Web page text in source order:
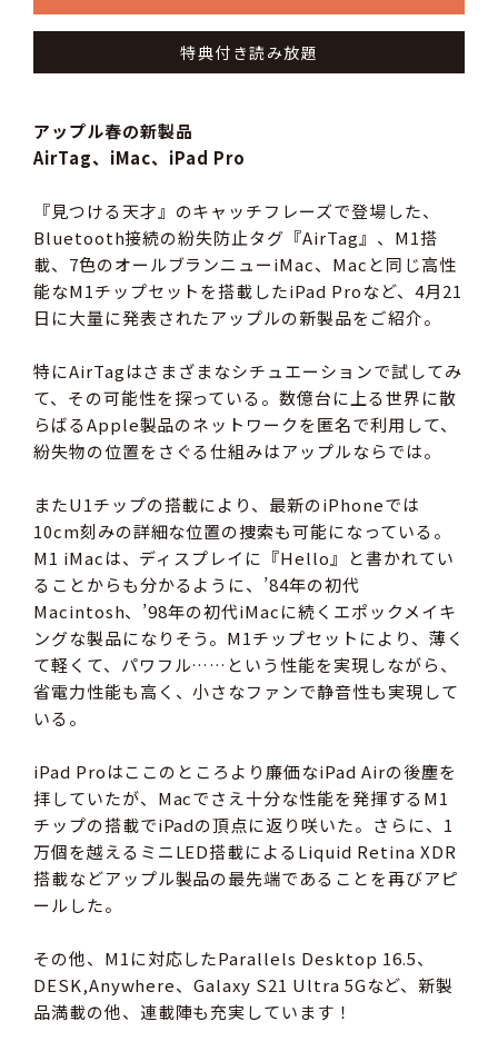
特典付き読み放題
アップル春の新製品
AirTag、iMac、iPad Pro
『見つける天才』のキャッチフレーズで登場した、
Bluetooth接続の紛失防止タグ『AirTag』、M1搭
載、7色のオールブランニューiMac、Macと同じ高性
能なM1チップセットを搭載したiPad Proなど、4月21
日に大量に発表されたアップルの新製品をご紹介。
特にAirTagはさまざまなシチュエーションで試してみ
て、その可能性を探っている。数億台に上る世界に散
らばるApple製品のネットワークを匿名で利用して、
紛失物の位置をさぐる仕組みはアップルならでは。
またU1チップの搭載により、最新のiPhoneでは
10cm刻みの詳細な位置の捜索も可能になっている。
M1 iMacは、ディスプレイに『Hello』と書かれてい
ることからも分かるように、’84年の初代
Macintosh、’98年の初代iMacに続くエポックメイキ
ングな製品になりそう。M1チップセットにより、薄く
て軽くて、パワフル……という性能を実現しながら、
省電力性能も高く、小さなファンで静音性も実現して
いる。
iPad Proはここのところより廉価なiPad Airの後塵を
拝していたが、Macでさえ十分な性能を発揮するM1
チップの搭載でiPadの頂点に返り咲いた。さらに、1
万個を越えるミニLED搭載によるLiquid Retina XDR
搭載などアップル製品の最先端であることを再びアピ
ールした。
その他、M1に対応したParallels Desktop 16.5、
DESK,Anywhere、Galaxy S21 Ultra 5Gなど、新製
品満載の他、連載陣も充実しています！